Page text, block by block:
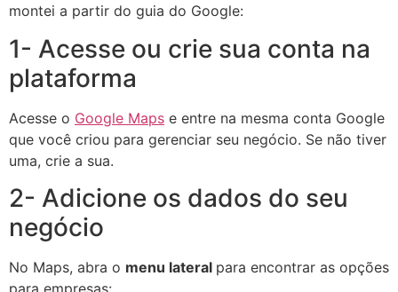
montei a partir do guia do Google:
1- Acesse ou crie sua conta na
plataforma
Acesse o Google Maps e entre na mesma conta Google
que você criou para gerenciar seu negócio. Se não tiver
uma, crie a sua.
2- Adicione os dados do seu
negócio
No Maps, abra o menu lateral para encontrar as opções